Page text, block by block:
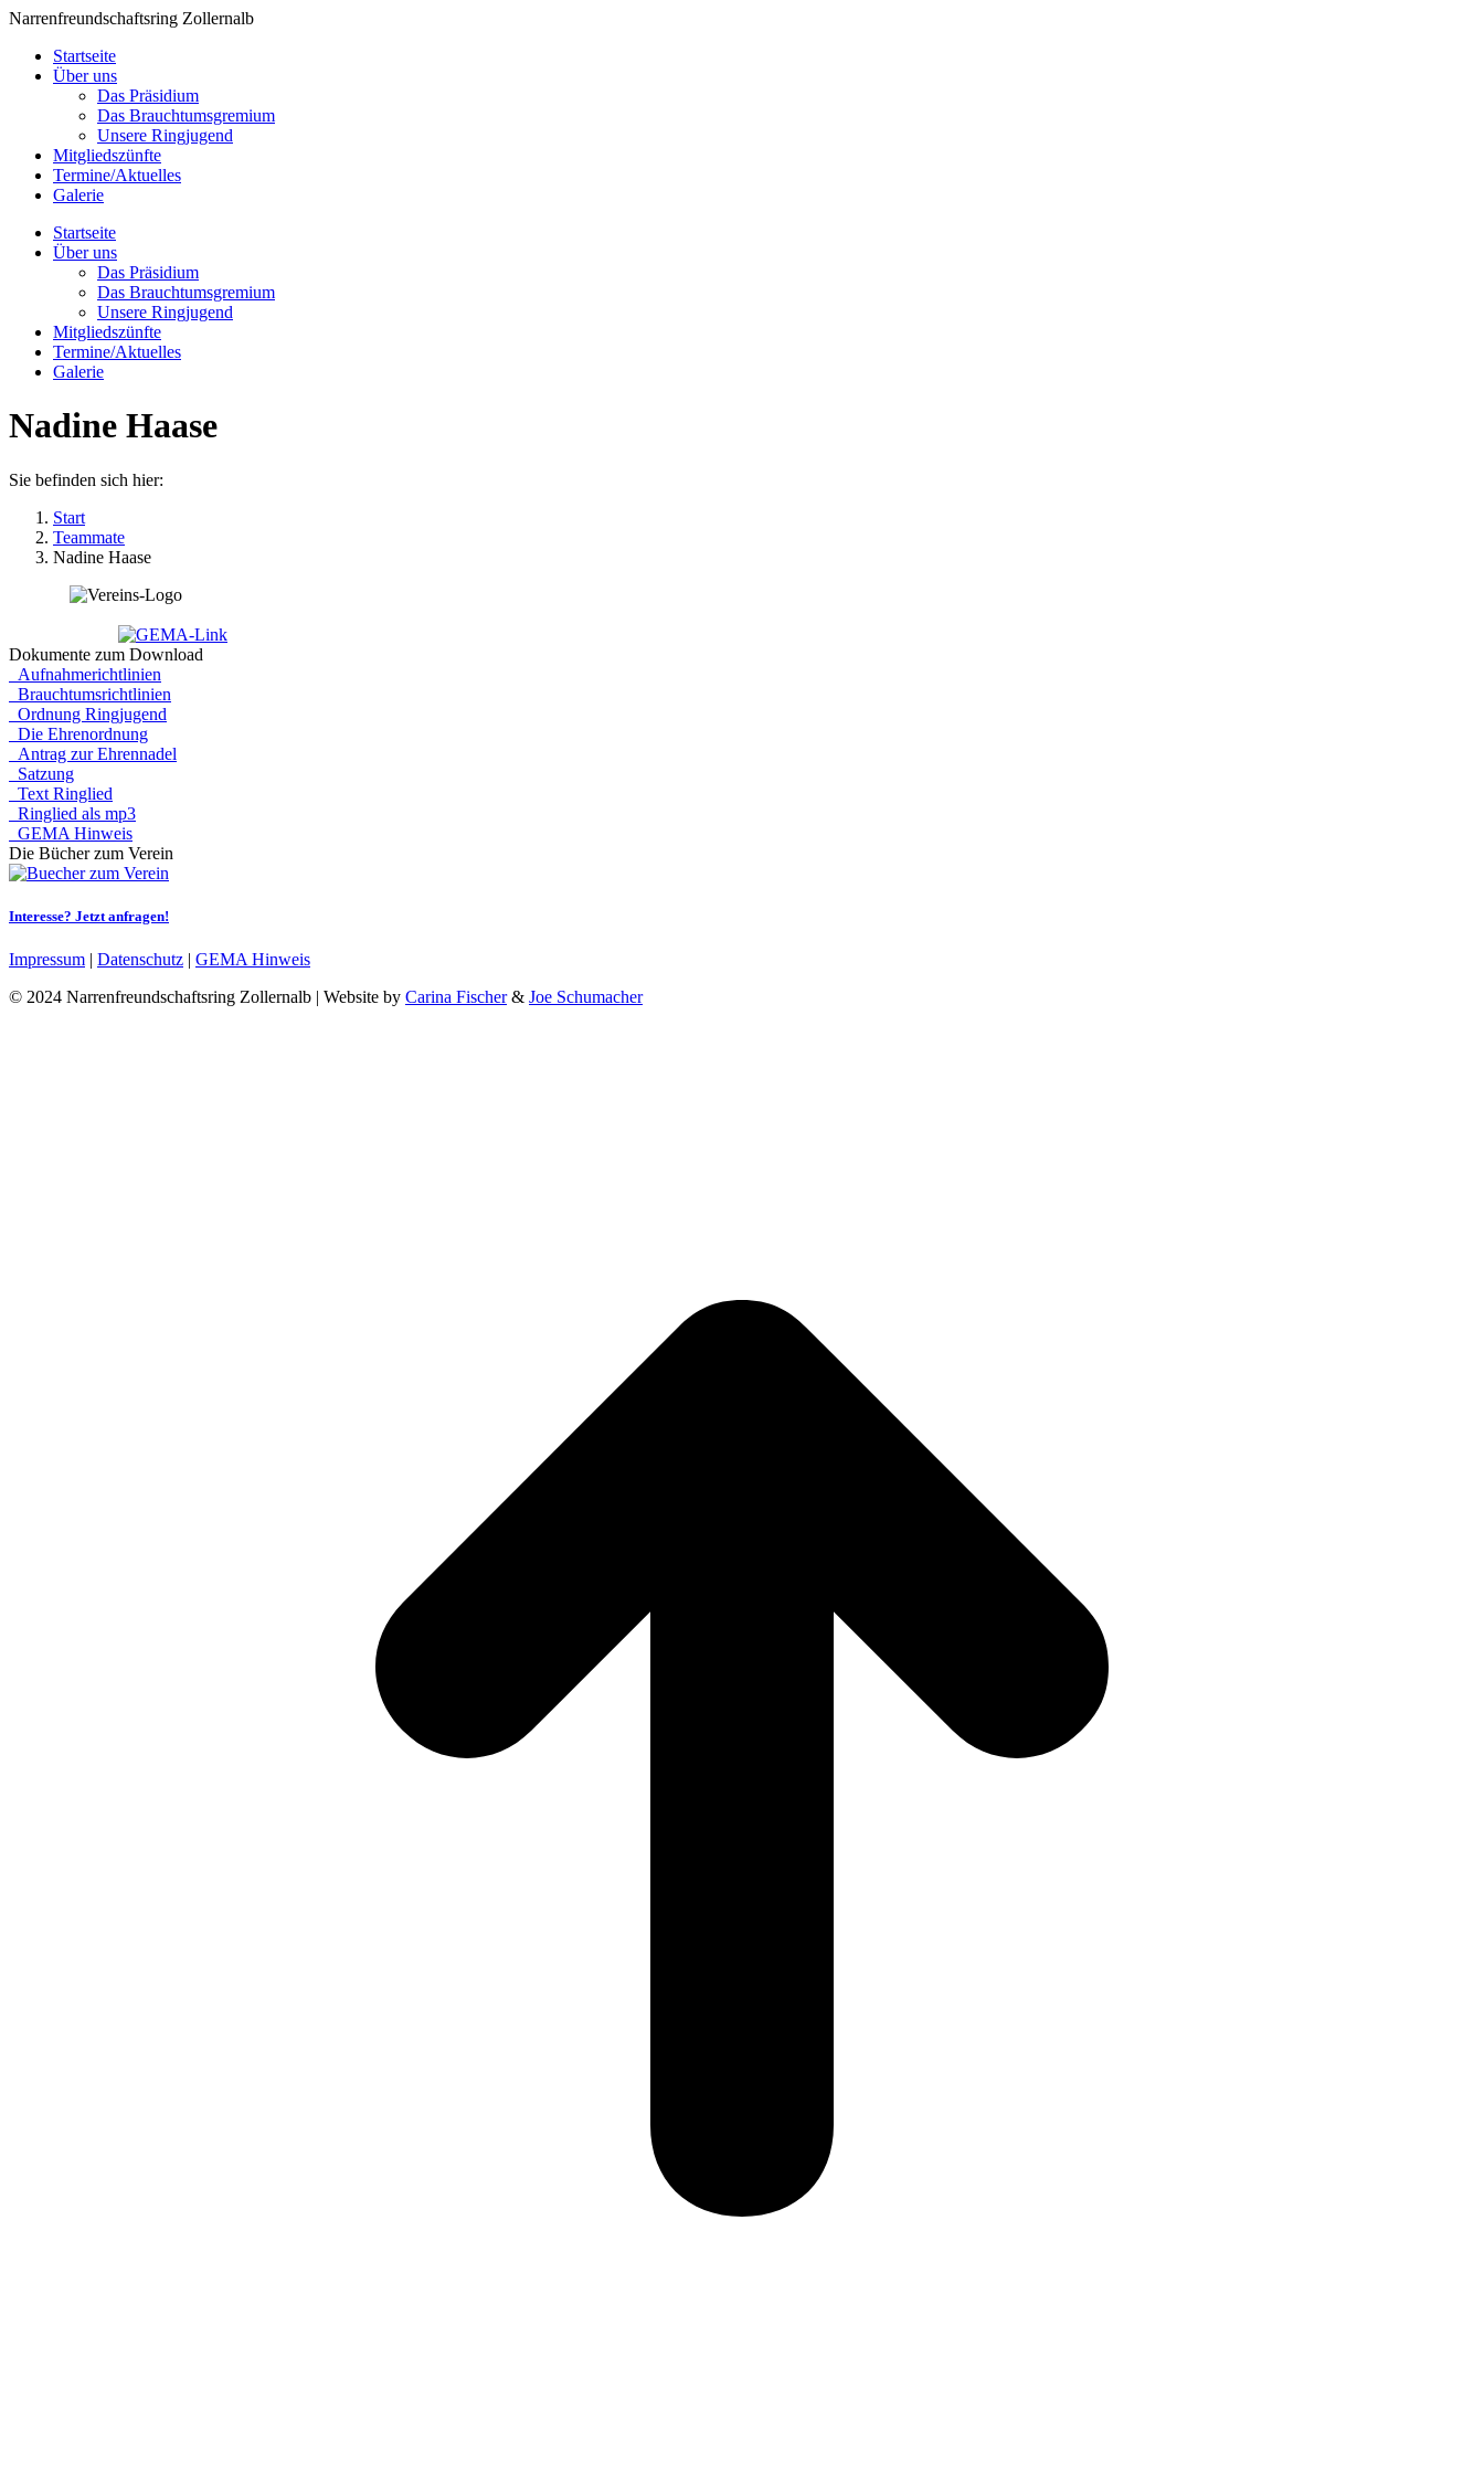
Zum
springen
Narrenfreundschaftsring Zollernalb
Startseite
Über uns
Das Präsidium
Das Brauchtumsgremium
Unsere Ringjugend
Mitgliedszünfte
Termine/Aktuelles
Galerie
Startseite
Über uns
Das Präsidium
Das Brauchtumsgremium
Unsere Ringjugend
Mitgliedszünfte
Termine/Aktuelles
Galerie
Nadine Haase
Sie befinden sich hier:
Start
Teammate
Nadine Haase
Dokumente zum Download
Aufnahmerichtlinien
Brauchtumsrichtlinien
Ordnung Ringjugend
Die Ehrenordnung
Antrag zur Ehrennadel
Satzung
Text Ringlied
Ringlied als mp3
GEMA Hinweis
Die Bücher zum Verein
Interesse? Jetzt anfragen!
Impressum | Datenschutz | GEMA Hinweis
© 2024 Narrenfreundschaftsring Zollernalb | Website by Carina Fischer& Joe Schumacher